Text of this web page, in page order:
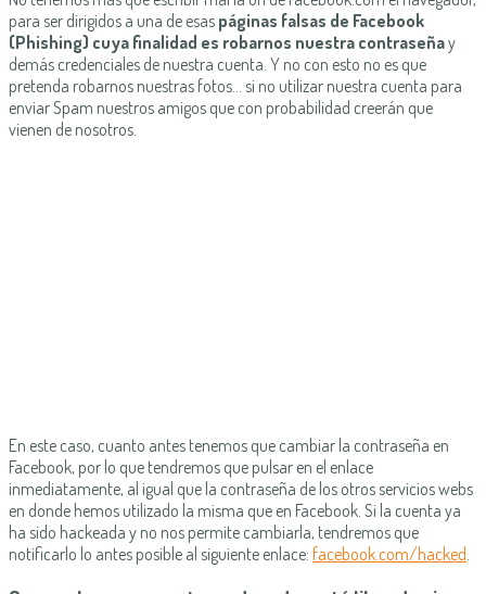
para ser dirigidos a una de esas páginas falsas de Facebook
(Phishing) cuya finalidad es robarnos nuestra contraseñay
demás credenciales de nuestra cuenta. Y no con esto no es que
pretenda robarnos nuestras fotos… si no utilizar nuestra cuenta para
enviar Spam nuestros amigos que con probabilidad creerán que
vienen de nosotros.
En este caso, cuanto antes tenemos que cambiar la contraseña en
Facebook, por lo que tendremos que pulsar en el enlace
inmediatamente, al igual que la contraseña de los otros servicios webs
en donde hemos utilizado la misma que en Facebook. Si la cuenta ya
ha sido hackeada y no nos permite cambiarla, tendremos que
notificarlo lo antes posible al siguiente enlace: facebook.com/hacked.